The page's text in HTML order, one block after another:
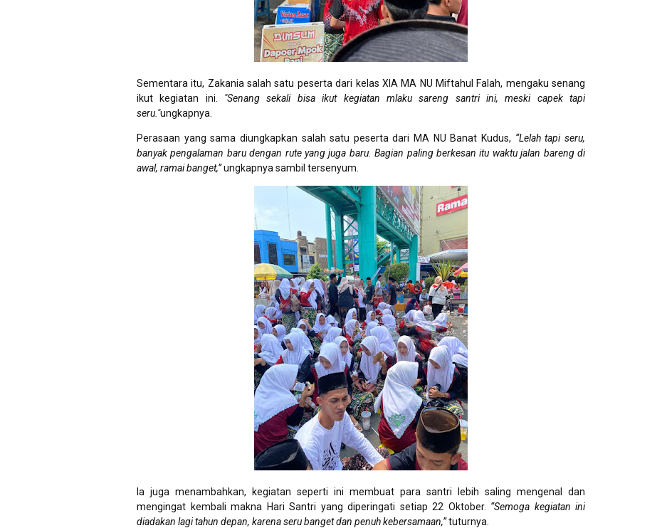
Sementara itu, Zakania salah satu peserta dari kelas XIA MA NU Miftahul Falah, mengaku senang
ikut kegiatan ini. "Senang sekali bisa ikut kegiatan mlaku sareng santri ini, meski capek tapi
seru."ungkapnya.
Perasaan yang sama diungkapkan salah satu peserta dari MA NU Banat Kudus, “Lelah tapi seru,
banyak pengalaman baru dengan rute yang juga baru. Bagian paling berkesan itu waktu jalan bareng di
awal, ramai banget,”ungkapnya sambil tersenyum.
Ia juga menambahkan, kegiatan seperti ini membuat para santri lebih saling mengenal dan
mengingat kembali makna Hari Santri yang diperingati setiap 22 Oktober. “Semoga kegiatan ini
diadakan lagi tahun depan, karena seru banget dan penuh kebersamaan,”tuturnya.